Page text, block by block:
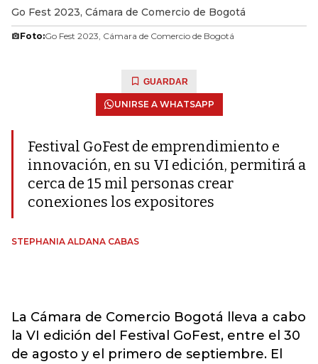
Go Fest 2023, Cámara de Comercio de Bogotá
Foto:Go Fest 2023, Cámara de Comercio de Bogotá
GUARDAR
UNIRSE A WHATSAPP
Festival GoFest de emprendimiento e
innovación, en su VI edición, permitirá a
cerca de 15 mil personas crear
conexiones los expositores
STEPHANIA ALDANA CABAS
La Cámara de Comercio Bogotá lleva a cabo
la VI edición del Festival GoFest, entre el 30
de agosto y el primero de septiembre. El